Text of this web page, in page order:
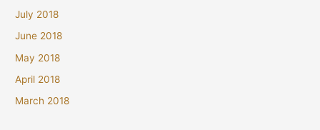
July 2018
June 2018
May 2018
April 2018
March 2018